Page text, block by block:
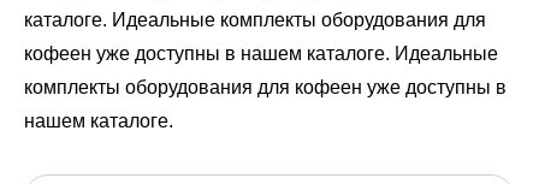
каталоге. Идеальные комплекты оборудования для
кофеен уже доступны в нашем каталоге. Идеальные
комплекты оборудования для кофеен уже доступны в
нашем каталоге.